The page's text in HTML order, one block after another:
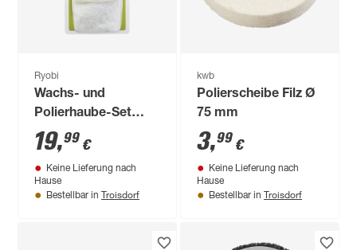
Ryobi
Wachs- und
Polierhaube-Set
'ONE+ RAK2BB ' 2-
teilig für
Poliermaschine
'R18B-0'
19,99 €
Keine Lieferung nach
Hause
Bestellbar in Troisdorf
kwb
Polierscheibe Filz Ø
75 mm
3,99 €
Keine Lieferung nach
Hause
Bestellbar in Troisdorf